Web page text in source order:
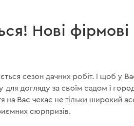
Нові фірмові
сезон дачних робіт. І щоб у
догляду за своїм садом і
на Вас чекає не тільки широкий
сюрпризів.